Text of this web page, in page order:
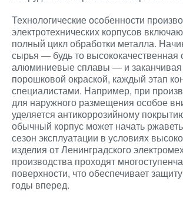
Технологические особенности
электротехнических корпусов
полный цикл обработки металла.
сырья — будь то высококачественная
алюминиевые сплавы — и
порошковой окраской, каждый этап
специалистами. Например, при
для наружного размещения особое
уделяется антикоррозийному
обычный корпус может начать
сезон эксплуатации в условиях
изделия от Ленинградского
производства проходят
поверхности, что обеспечивает
годы вперед.